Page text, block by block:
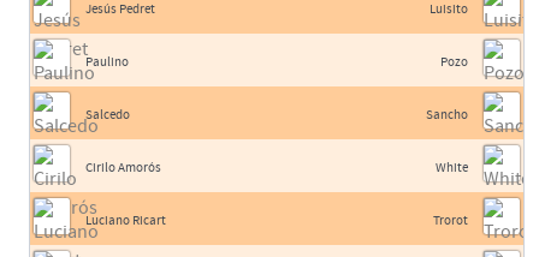
Jesús Pedret
Paulino
Salcedo
Cirilo Amorós
Luciano Ricart
Luisito
Pozo
Sancho
White
Trorot